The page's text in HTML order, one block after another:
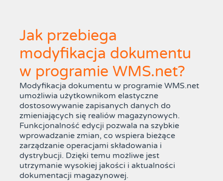
Jak przebiega
modyfikacja dokumentu
w programie WMS.net?
Modyfikacja dokumentu w programie WMS.net
umożliwia użytkownikom elastyczne
dostosowywanie zapisanych danych do
zmieniających się realiów magazynowych.
Funkcjonalność edycji pozwala na szybkie
wprowadzanie zmian, co wspiera bieżące
zarządzanie operacjami składowania i
dystrybucji. Dzięki temu możliwe jest
utrzymanie wysokiej jakości i aktualności
dokumentacji magazynowej.